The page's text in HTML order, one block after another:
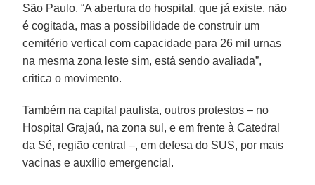
São Paulo. “A abertura do hospital, que já existe, não
é cogitada, mas a possibilidade de construir um
cemitério vertical com capacidade para 26 mil urnas
na mesma zona leste sim, está sendo avaliada”,
critica o movimento.
Também na capital paulista, outros protestos – no
Hospital Grajaú, na zona sul, e em frente à Catedral
da Sé, região central –, em defesa do SUS, por mais
vacinas e auxílio emergencial.